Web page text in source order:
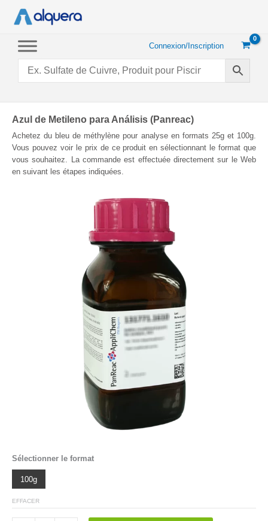
Connexion/Inscription
Azul de Metileno para Análisis (Panreac)
Achetez du bleu de méthylène pour analyse en formats 25g et 100g.
Vous pouvez voir le prix de ce produit en sélectionnant le format que
vous souhaitez. La commande est effectuée directement sur le Web
en suivant les étapes indiquées.
Sélectionner le format
100g
EFFACER